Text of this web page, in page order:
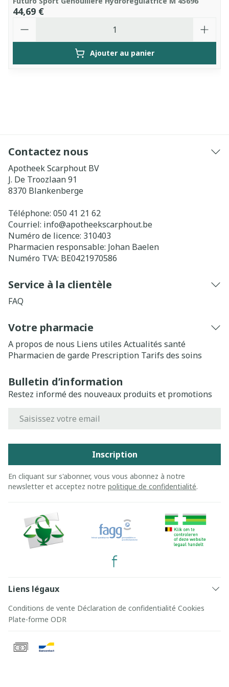
44,69 €
Ajouter au panier
Contactez nous
Apotheek Scarphout BV
J. De Troozlaan 91
8370 Blankenberge
Téléphone: 050 41 21 62
Courriel: info@apotheekscarphout.be
Numéro de licence: 310403
Pharmacien responsable: Johan Baelen
Numéro TVA: BE0421970586
Service à la clientèle
FAQ
Votre pharmacie
A propos de nous Liens utiles Actualités santé
Pharmacien de garde Prescription Tarifs des soins
Bulletin d’information
Restez informé des nouveaux produits et promotions
Inscription
En cliquant sur s'abonner, vous vous abonnez à notre
newsletter et acceptez notre politique de confidentialité.
Liens légaux
Conditions de vente Déclaration de confidentialité Cookies
Plate-forme ODR